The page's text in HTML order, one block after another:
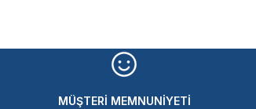
MÜŞTERİ MEMNUNİYETİ